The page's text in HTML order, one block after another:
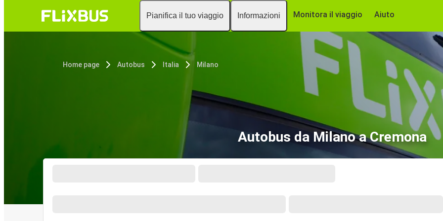
Pianifica il tuo viaggio Informazioni Monitora il viaggio Aiuto
Home page Autobus Italia Milano
Autobus da Milano a Cremona